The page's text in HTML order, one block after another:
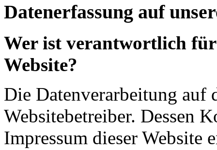
Datenerfassung auf
Wer ist verantwortlich für
Website?
Die Datenverarbeitung auf
Websitebetreiber. Dessen
Impressum dieser Website